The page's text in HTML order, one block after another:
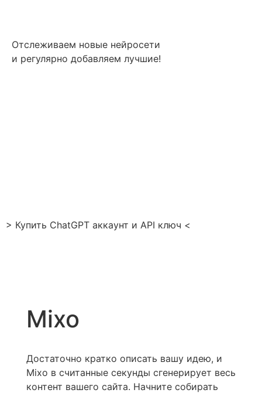
Отслеживаем новые нейросети
и регулярно добавляем лучшие!
> Купить ChatGPT аккаунт и API ключ <
Mixo
Достаточно кратко описать вашу идею, и
Mixo в считанные секунды сгенерирует весь
контент вашего сайта. Начните собирать